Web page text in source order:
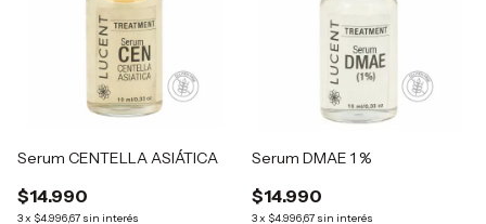
Serum CENTELLA ASIÁTICA
$14.990
3x $4.996,67 sin interés
Serum DMAE 1 %
$14.990
3x $4.996,67 sin interés